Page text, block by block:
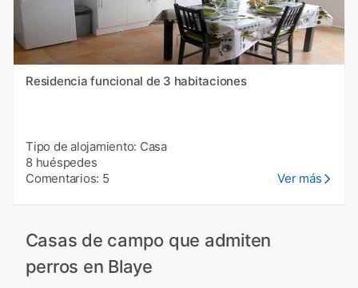
Residencia funcional de 3 habitaciones
Tipo de alojamiento: Casa
8 huéspedes
Comentarios: 5
Ver más
Casas de campo que admiten
perros en Blaye